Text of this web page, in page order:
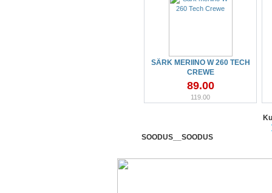
SÄRK MERIINO W 260 TECH
CREWE
89.00
119.00
SOODUS__SOODUS